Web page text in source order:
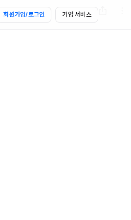
회원가입/로그인 기업 서비스